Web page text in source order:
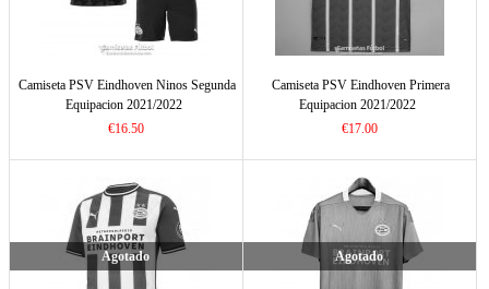
Camiseta PSV Eindhoven Ninos Segunda
Equipacion 2021/2022
€16.50
Camiseta PSV Eindhoven Primera
Equipacion 2021/2022
€17.00
Agotado Agotado